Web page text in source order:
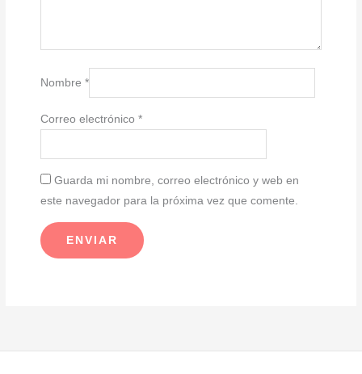
Nombre*
Correo electrónico*
Guarda mi nombre, correo electrónico y web en
este navegador para la próxima vez que comente.